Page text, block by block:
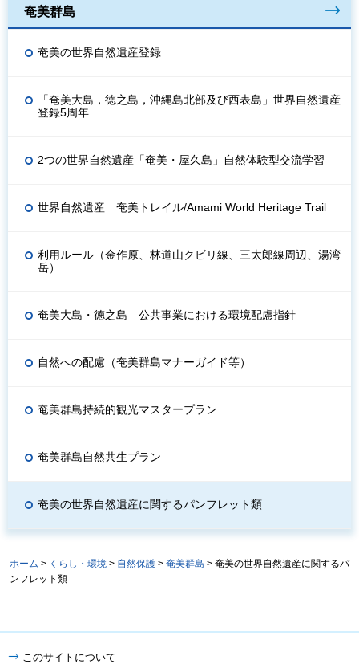
奄美群島
奄美の世界自然遺産登録
「奄美大島，徳之島，沖縄島北部及び西表島」世界自然遺産
登録5周年
2つの世界自然遺産「奄美・屋久島」自然体験型交流学習
世界自然遺産 奄美トレイル/Amami World Heritage Trail
利用ルール（金作原、林道山クビリ線、三太郎線周辺、湯湾
岳）
奄美大島・徳之島 公共事業における環境配慮指針
自然への配慮（奄美群島マナーガイド等）
奄美群島持続的観光マスタープラン
奄美群島自然共生プラン
奄美の世界自然遺産に関するパンフレット類
ホーム > くらし・環境 > 自然保護 > 奄美群島 > 奄美の世界自然遺産に関するパ
ンフレット類
このサイトについて